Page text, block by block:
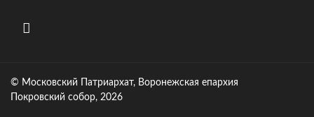
© Московский Патриархат, Воронежcкая епархия
Покровский собор, 2026